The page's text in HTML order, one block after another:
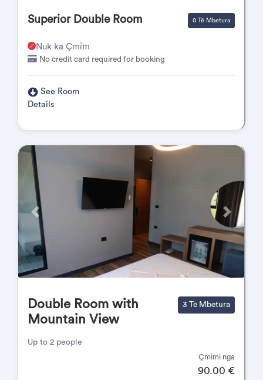
Superior Double Room 0 Të Mbetura
Nuk ka Çmim
No credit card required for booking
See Room
Details
Përpara Pas
Double Room with
Mountain View
3 Të Mbetura
Up to 2 people
Çmimi nga
90.00 €